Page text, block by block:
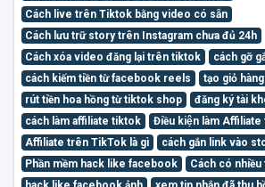
Cách live trên Tiktok bằng video có sẵn
Cách lưu trữ story trên Instagram chưa đủ 24h
Cách xóa video đăng lại trên tiktok
cách gỡ
cách kiếm tiền từ facebook reels
tạo giỏ
rút tiền hoa hồng từ tiktok shop
đăng ký tài
cách làm affiliate tiktok
Điều kiện làm
Affiliate trên TikTok là gì
cách gắn link vào
Phần mềm hack like facebook
Cách có